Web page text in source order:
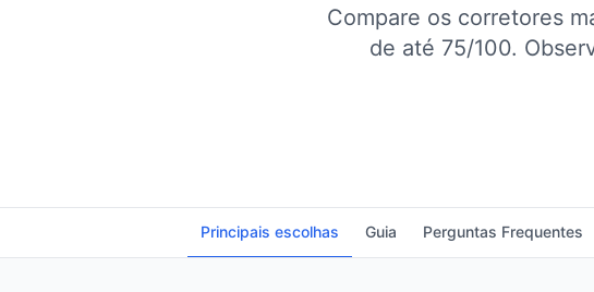
Compare os corretores
de até 75/100.
Principais escolhas Guia Perguntas Frequentes